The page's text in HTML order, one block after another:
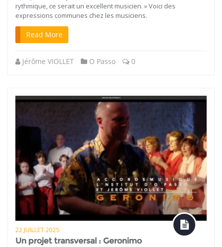
rythmique, ce serait un excellent musicien. » Voici des
expressions communes chez les musiciens.
Read More
Jérôme VIOLLET O Passo 0
22 JUILLET 2025
Un projet transversal : Geronimo